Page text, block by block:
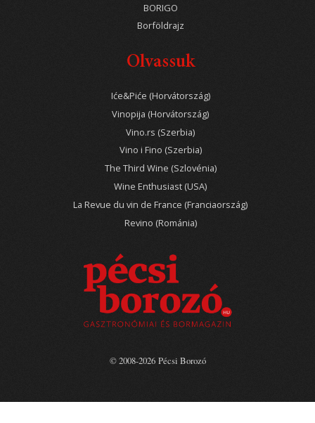
BORIGO
Borföldrajz
Olvassuk
Iće&Piće (Horvátország)
Vinopija (Horvátország)
Vino.rs (Szerbia)
Vino i Fino (Szerbia)
The Third Wine (Szlovénia)
Wine Enthusiast (USA)
La Revue du vin de France (Franciaország)
Revino (Románia)
© 2008-2026 Pécsi Borozó